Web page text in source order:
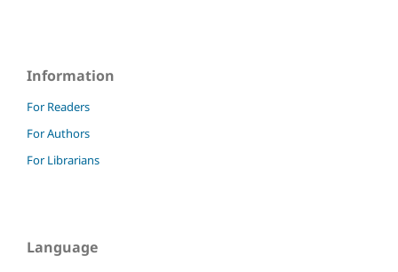
Information
For Readers
For Authors
For Librarians
Language